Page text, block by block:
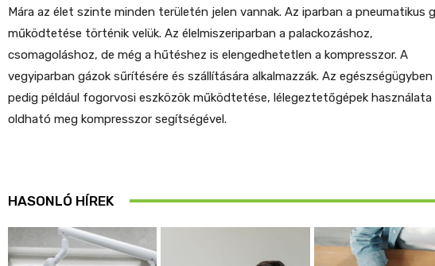
Mára az élet szinte minden területén jelen vannak. Az iparban a pneumatikus
működtetése történik velük. Az élelmiszeriparban a palackozáshoz,
csomagoláshoz, de még a hűtéshez is elengedhetetlen a kompresszor. A
vegyiparban gázok sűrítésére és szállítására alkalmazzák. Az egészségügyben
pedig például fogorvosi eszközök működtetése, lélegeztetőgépek használata
oldható meg kompresszor segítségével.
HASONLÓ HÍREK